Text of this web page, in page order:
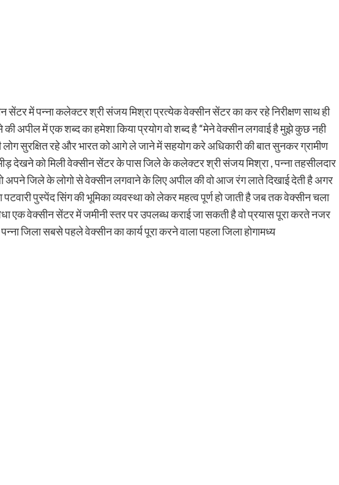
सेंटर में पन्ना कलेक्टर श्री संजय मिश्रा प्रत्येक वेक्सीन सेंटर का कर रहे निरीक्षण साथ ही
की अपील में एक शब्द का हमेशा किया प्रयोग वो शब्द है “मेने वेक्सीन लगवाई है मुझे कुछ नही
सुरक्षित रहे और भारत को आगे ले जाने में सहयोग करे अधिकारी की बात सुनकर ग्रामीण
देखने को मिली वेक्सीन सेंटर के पास जिले के कलेक्टर श्री संजय मिश्रा , पन्ना तहसीलदार
अपने जिले के लोगो से वेक्सीन लगवाने के लिए अपील की वो आज रंग लाते दिखाई देती है अगर
पटवारी पुस्पेंद सिंग की भूमिका व्यवस्था को लेकर महत्व पूर्ण हो जाती है जब तक वेक्सीन चला
एक वेक्सीन सेंटर में जमीनी स्तर पर उपलब्ध कराई जा सकती है वो प्रयास पूरा करते नजर
जिला सबसे पहले वेक्सीन का कार्य पूरा करने वाला पहला जिला होगामध्य